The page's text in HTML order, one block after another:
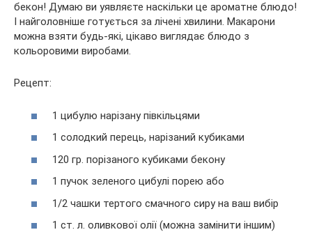
бекон! Думаю ви уявляєте наскільки це ароматне блюдо!
І найголовніше готується за лічені хвилини. Макарони
можна взяти будь-які, цікаво виглядає блюдо з
кольоровими виробами.
Рецепт:
1 цибулю нарізану півкільцями
1 солодкий перець, нарізаний кубиками
120 гр. порізаного кубиками бекону
1 пучок зеленого цибулі порею або
1/2 чашки тертого смачного сиру на ваш вибір
1 ст. л. оливкової олії (можна замінити іншим)